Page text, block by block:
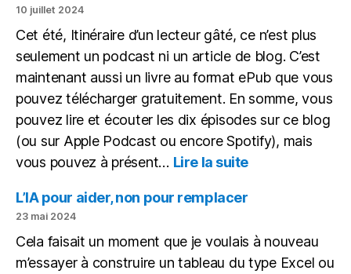
sous
forme
de
vidéo
10 juillet 2024
Cet été, Itinéraire d’un lecteur gâté, ce n’est plus
seulement un podcast ni un article de blog. C’est
maintenant aussi un livre au format ePub que vous
pouvez télécharger gratuitement. En somme, vous
pouvez lire et écouter les dix épisodes sur ce blog
(ou sur Apple Podcast ou encore Spotify), mais
vous pouvez à présent… Lire la suite:
articles,
un
ePub
L’IA pour aider, non pour remplacer
23 mai 2024
Cela faisait un moment que je voulais à nouveau
m’essayer à construire un tableau du type Excel ou